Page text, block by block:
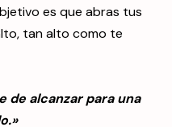
es que abras tus
tan alto como te
de alcanzar para una